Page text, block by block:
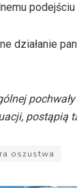
działanie
postąpią
oszustwa